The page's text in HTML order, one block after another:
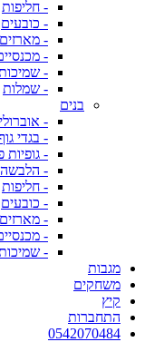
- חליפות
- כובעים
- מארזים
-
-
- שמלות
בנים
-
- בגדי
-
-
- חליפות
- כובעים
- מארזים
-
-
מגבות
משחקים
קיץ
התחברות
0542070484